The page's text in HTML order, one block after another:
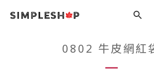
0802 牛皮網紅